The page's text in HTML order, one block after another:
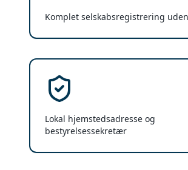
Komplet selskabsregistrering
Lokal hjemstedsadresse og
bestyrelsessekretær